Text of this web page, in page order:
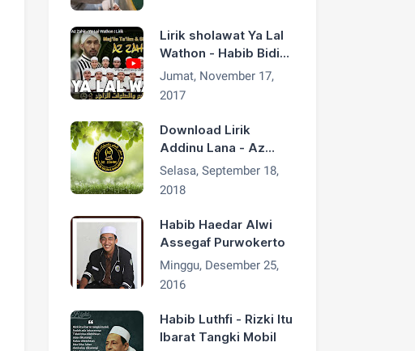
Lirik sholawat Ya Lal
Wathon - Habib Bidin
Az Zahir
Jumat, November 17,
2017
Download Lirik
Addinu Lana - Az
Zahir
Selasa, September 18,
2018
Habib Haedar Alwi
Assegaf Purwokerto
Minggu, Desember 25,
2016
Habib Luthfi - Rizki Itu
Ibarat Tangki Mobil